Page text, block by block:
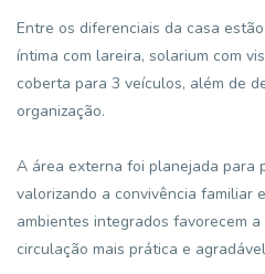
Entre os diferenciais da casa
íntima com lareira, solarium com
coberta para 3 veículos, além de
organização.
A área externa foi planejada para
valorizando a convivência familiar
ambientes integrados favorecem
circulação mais prática e